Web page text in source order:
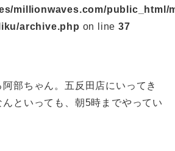
millionwaves.com/public_html/
archive.php on line37
部ちゃん。五反田店にいってき
んといっても、朝5時までやってい